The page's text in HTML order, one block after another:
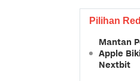
Pilihan
Mantan
Apple
Nextbit